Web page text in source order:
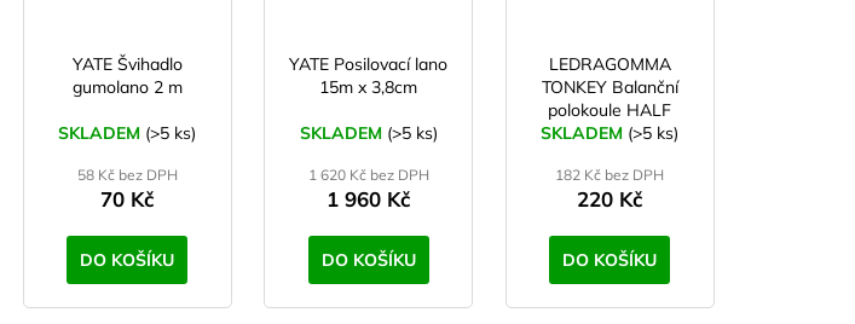
YATE Švihadlo
gumolano 2 m
SKLADEM (>5 ks)
58 Kč bez DPH
70 Kč
DO KOŠÍKU
YATE Posilovací lano
15m x 3,8cm
SKLADEM (>5 ks)
1 620 Kč bez DPH
1 960 Kč
DO KOŠÍKU
LEDRAGOMMA
TONKEY Balanční
polokoule HALF
BALL 14 cm - modrá
SKLADEM (>5 ks)
182 Kč bez DPH
220 Kč
DO KOŠÍKU